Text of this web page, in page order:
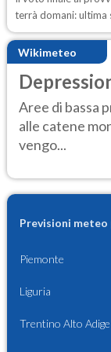
terrà domani: ultima
Wikimeteo
Aree di bassa
alle catene
vengo...
Previsioni
Piemonte
Liguria
Trentino Alto Adige